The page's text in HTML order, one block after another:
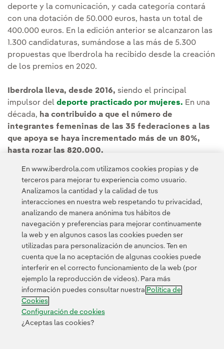
deporte y la comunicación, y cada categoría contará
con una dotación de 50.000 euros, hasta un total de
400.000 euros. En la edición anterior se alcanzaron las
1.300 candidaturas, sumándose a las más de 5.300
propuestas que Iberdrola ha recibido desde la creación
de los premios en 2020.
Iberdrola lleva, desde 2016, siendo el principal
impulsor del deporte practicado por mujeres. En una
década, ha contribuido a que el número de
integrantes femeninas de las 35 federaciones a las
que apoya se haya incrementado más de un 80%,
hasta rozar las 820.000.
Puedes leer la noticia completa en laSala de
comunicación de Iberdrola España.
Contacta Política de Privacidad Información legal
Transparencia en el uso de la IA Política de cookies
Configuración de cookies Accesibilidad Canal de denuncias
© 2026 Iberdrola, S.A. Reservados todos los derechos.
En www.iberdrola.com utilizamos cookies propias y de
terceros para mejorar tu experiencia como usuario.
Analizamos la cantidad y la calidad de tus
interacciones en nuestra web respetando tu privacidad,
analizando de manera anónima tus hábitos de
navegación y preferencias para mejorar continuamente
la web y en algunos casos las cookies pueden ser
utilizadas para personalización de anuncios. Ten en
cuenta que la no aceptación de algunas cookies puede
interferir en el correcto funcionamiento de la web (por
ejemplo la reproducción de videos). Para más
información puedes consultar nuestra Política de
Cookies
Configuración de cookies
¿Aceptas las cookies?